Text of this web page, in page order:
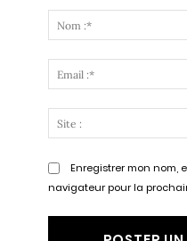
Enregistrer mon nom,
navigateur pour la